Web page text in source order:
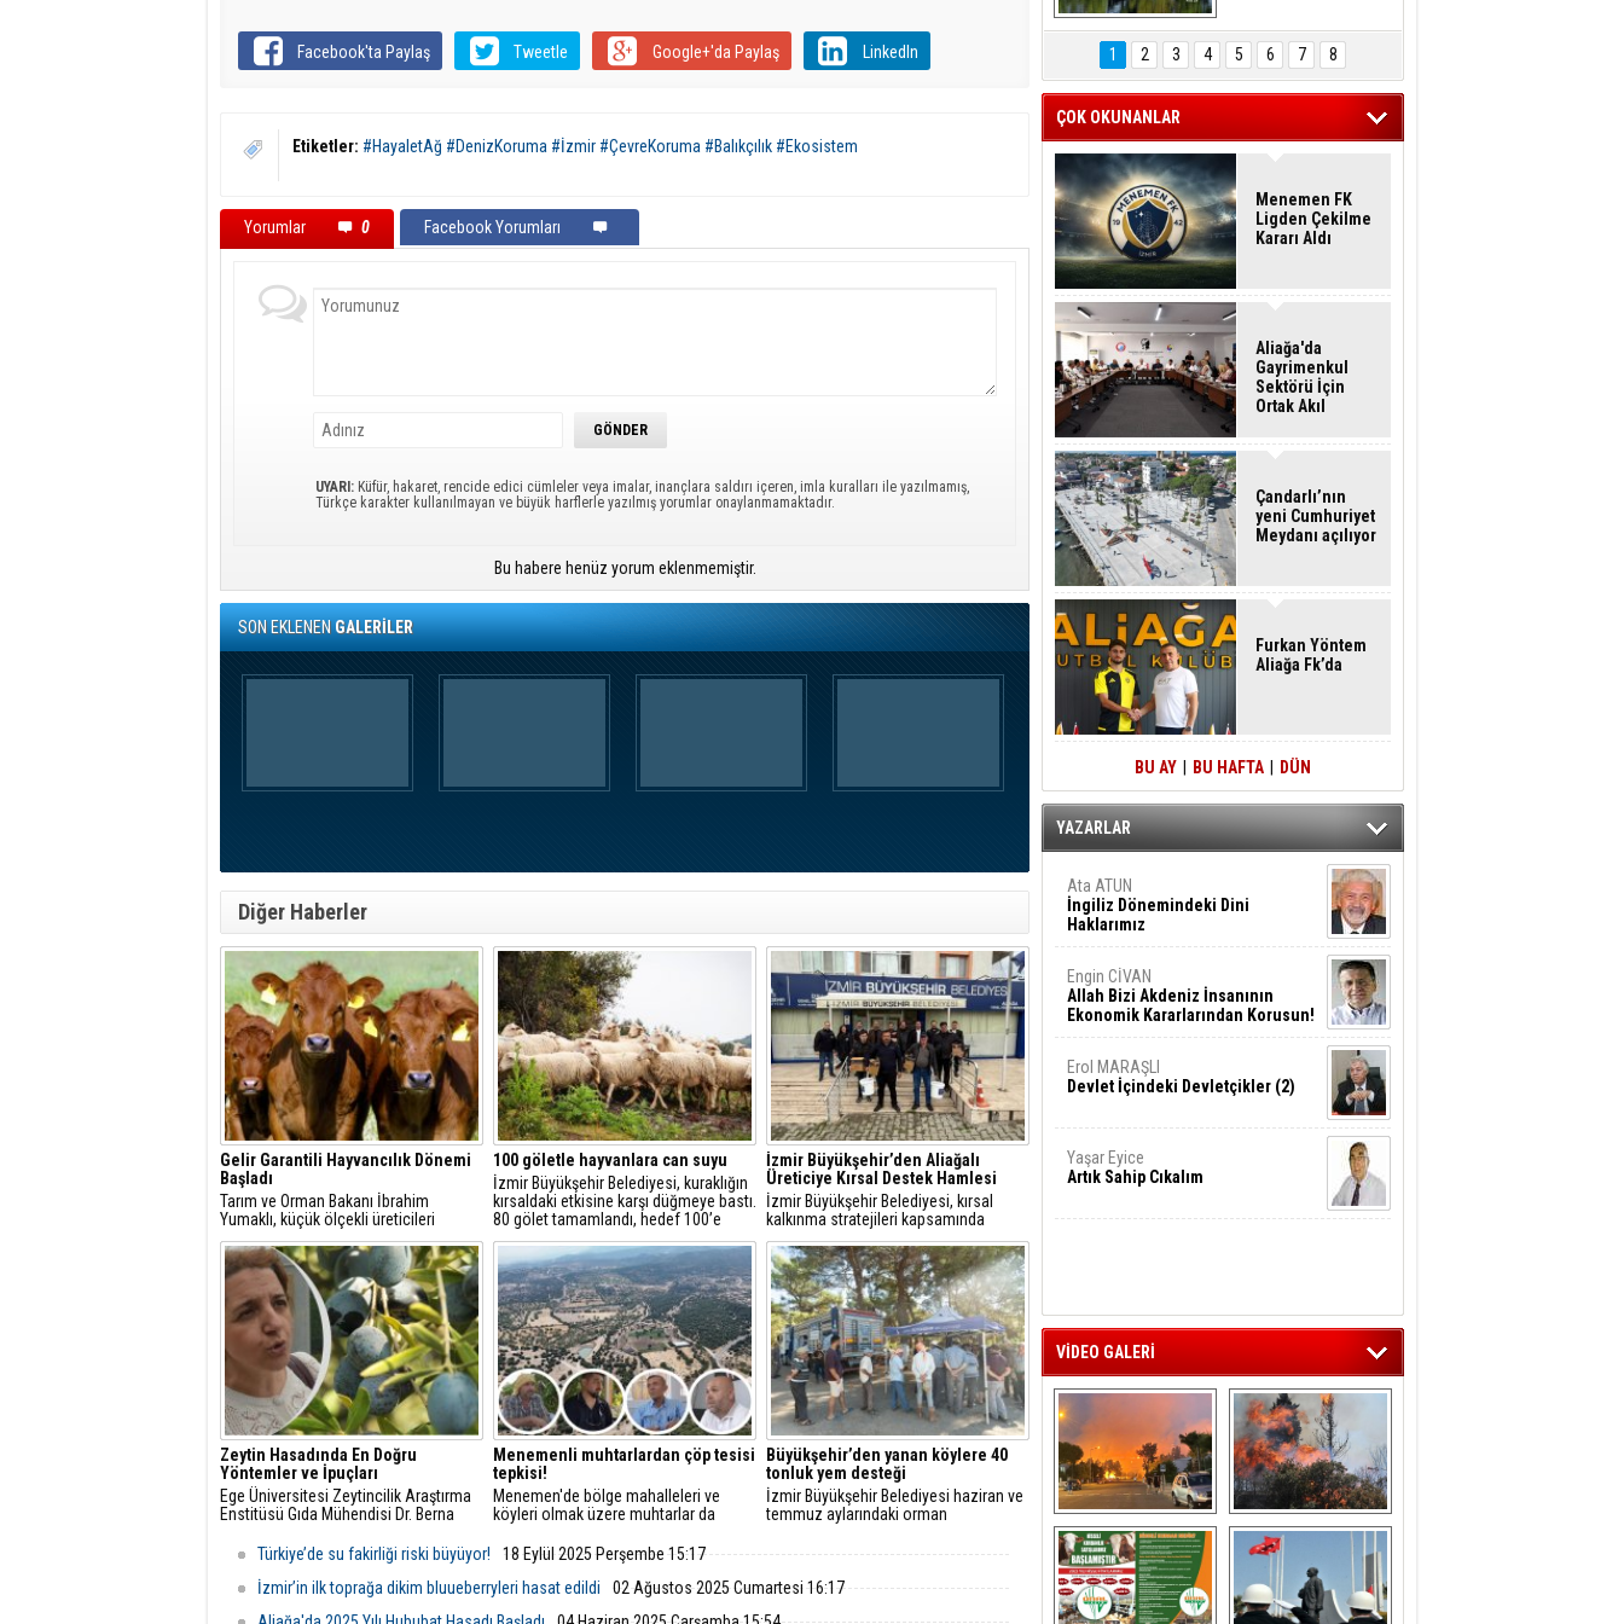
Facebook'ta Paylaş Tweetle Google+'da Paylaş LinkedIn
Etiketler: #HayaletAğ #DenizKoruma #İzmir #ÇevreKoruma #Balıkçılık #Ekosistem
Yorumlar 0 Facebook Yorumları
UYARI: Küfür, hakaret, rencide edici cümleler veya imalar, inançlara saldırı içeren, imla kuralları ile yazılmamış,
Türkçe karakter kullanılmayan ve büyük harflerle yazılmış yorumlar onaylanmamaktadır.
Bu habere henüz yorum eklenmemiştir.
SON EKLENENGALERİLER
Diğer Haberler
Gelir Garantili Hayvancılık Dönemi
Başladı
Tarım ve Orman Bakanı İbrahim
Yumaklı, küçük ölçekli üreticileri
desteklemek amacıyla "Gelir Garantili
Besicilik Projesi"ni hayata
geçirdiklerini açıkladı.
100 göletle hayvanlara can suyu
İzmir Büyükşehir Belediyesi, kuraklığın
kırsaldaki etkisine karşı düğmeye bastı.
80 gölet tamamlandı, hedef 100’e
çıkarmak. Hem üretici hem yaban
hayatı nefes alacak, göletler
yangınlarda bile kullanılacak.
İzmir Büyükşehir’den Aliağalı
Üreticiye Kırsal Destek Hamlesi
İzmir Büyükşehir Belediyesi, kırsal
kalkınma stratejileri kapsamında
Aliağa’daki küçük ölçekli hayvancılık
işletmelerine yönelik ekipman ve hijyen
desteği sağladı.
Zeytin Hasadında En Doğru
Yöntemler ve İpuçları
Ege Üniversitesi Zeytincilik Araştırma
Enstitüsü Gıda Mühendisi Dr. Berna
edilmesi gereken en önemli noktalara
dair açıklamalarda bulundu.
Menemenli muhtarlardan çöp tesisi
tepkisi!
Menemen'de bölge mahalleleri ve
köyleri olmak üzere muhtarlar da
çöp tesisine tepki gösterdi.
Büyükşehir’den yanan köylere 40
tonluk yem desteği
İzmir Büyükşehir Belediyesi haziran ve
temmuz aylarındaki orman
yalnız bırakmıyor.
Türkiye’de su fakirliği riski büyüyor!
18 Eylül 2025 Perşembe 15:17
İzmir’in ilk toprağa dikim bluueberryleri hasat edildi
02 Ağustos 2025 Cumartesi 16:17
Hasan Eser'in
Objektifinden
1 2 3 4 5 6 7 8
ÇOK OKUNANLAR
Menemen FK
Ligden Çekilme
Kararı Aldı
Aliağa'da
Gayrimenkul
Sektörü İçin
Ortak Akıl
Çandarlı’nın
yeni Cumhuriyet
Meydanı açılıyor
Furkan Yöntem
Aliağa Fk’da
BU AY BU HAFTA DÜN
YAZARLAR
Ata ATUN
İngiliz Dönemindeki Dini
Haklarımız
Engin CİVAN
Allah Bizi Akdeniz İnsanının
Ekonomik Kararlarından Korusun!
Erol MARAŞLI
Devlet İçindeki Devletçikler (2)
Yaşar Eyice
Artık Sahip Cıkalım
VİDEO GALERİ
Aliağa ‘da  otluk
alanda çıkan
yangın evlere
sıçramadan
söndürüldü
Aliağa'nın Ciğerleri